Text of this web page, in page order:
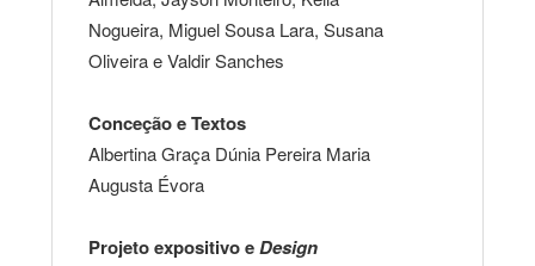
Nogueira, Miguel Sousa Lara, Susana
Oliveira e Valdir Sanches
Conceção e Textos
Albertina Graça Dúnia Pereira Maria
Augusta Évora
Projeto expositivo eDesign